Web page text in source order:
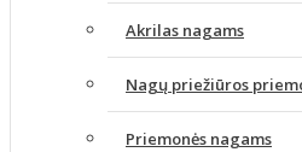
Akrilas nagams
Nagų priežiūros
Priemonės nagams